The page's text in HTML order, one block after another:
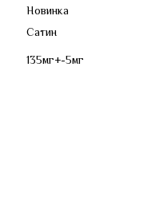
Новинка
Сатин
135мг+-5мг